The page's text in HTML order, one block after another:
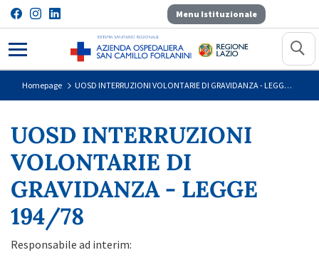
Menu Istituzionale
UOSD INTERRUZIONI
Homepage UOSD INTERRUZIONI VOLONTARIE DI GRAVIDANZA - LEGGE 194/78
UOSD INTERRUZIONI
VOLONTARIE DI
GRAVIDANZA - LEGGE
194/78
Responsabile ad interim: